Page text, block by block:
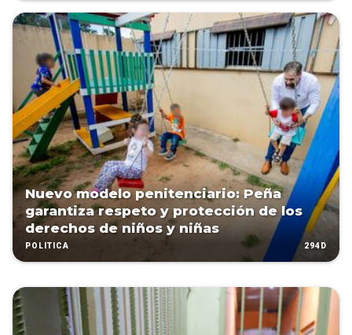
Nuevo modelo penitenciario: Peña
garantiza respeto y protección de los
derechos de niños y niñas
POLÍTICA 294D